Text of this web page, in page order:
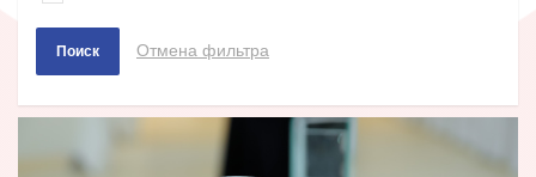
Поиск Отмена фильтра